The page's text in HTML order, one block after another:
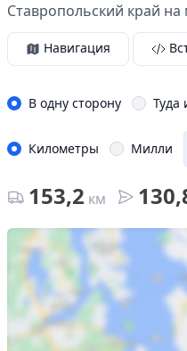
Ставропольский край
Навигация
В одну сторону Туда
Километры Милли
153,2 км